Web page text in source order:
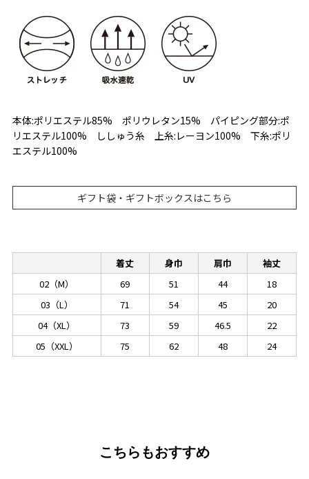
本体:ポリエステル85% ポリウレタン15% パイピング部分:ポ
リエステル100% ししゅう糸 上糸:レーヨン100% 下糸:ポリ
エステル100%
ギフト袋・ギフトボックスはこちら
着丈 身巾 肩巾
袖丈
02（M）
69 51 44
18
03（L）
71 54 45
20
04（XL）
73 59 46.5
22
05（XXL）
75 62 48 24
こちらもおすすめ